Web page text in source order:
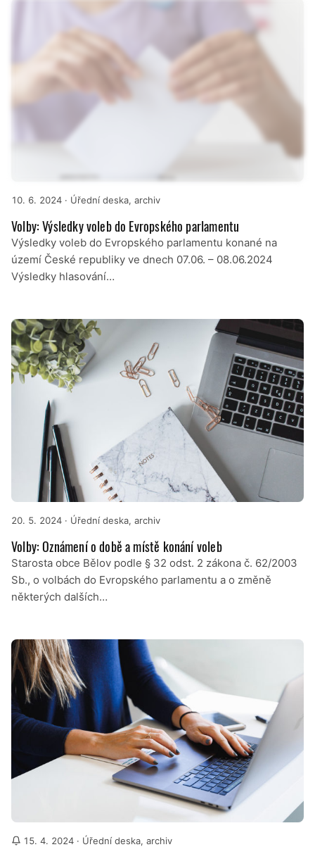
10. 6. 2024 · Úřední deska, archiv
Volby: Výsledky voleb do Evropského parlamentu
Výsledky voleb do Evropského parlamentu konané na
území České republiky ve dnech 07.06. – 08.06.2024
Výsledky hlasování…
20. 5. 2024 · Úřední deska, archiv
Volby: Oznámení o době a místě konání voleb
Starosta obce Bělov podle § 32 odst. 2 zákona č. 62/2003
Sb., o volbách do Evropského parlamentu a o změně
některých dalších…
15. 4. 2024 · Úřední deska, archiv